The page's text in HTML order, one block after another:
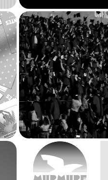
Rennes
- Graduation